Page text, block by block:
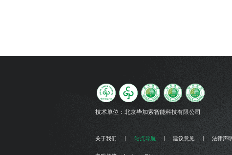
技术单位： 北京毕加索智能科技有限公司
关于我们 站点导航 建议意见 法律声